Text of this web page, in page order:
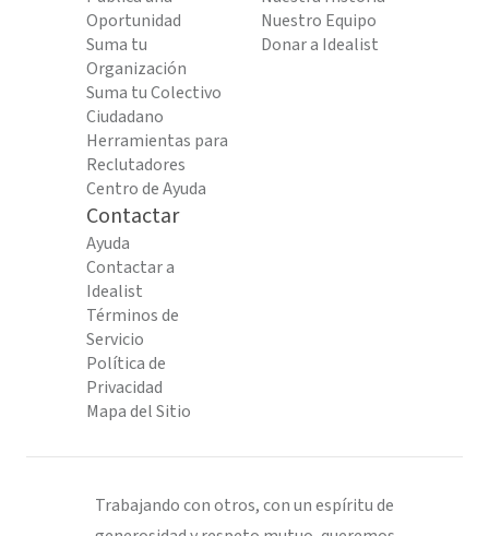
Oportunidad
Suma tu
Organización
Suma tu Colectivo
Ciudadano
Herramientas para
Reclutadores
Centro de Ayuda
Nuestro Equipo
Donar a Idealist
Contactar
Ayuda
Contactar a
Idealist
Términos de
Servicio
Política de
Privacidad
Mapa del Sitio
Trabajando con otros, con un espíritu de